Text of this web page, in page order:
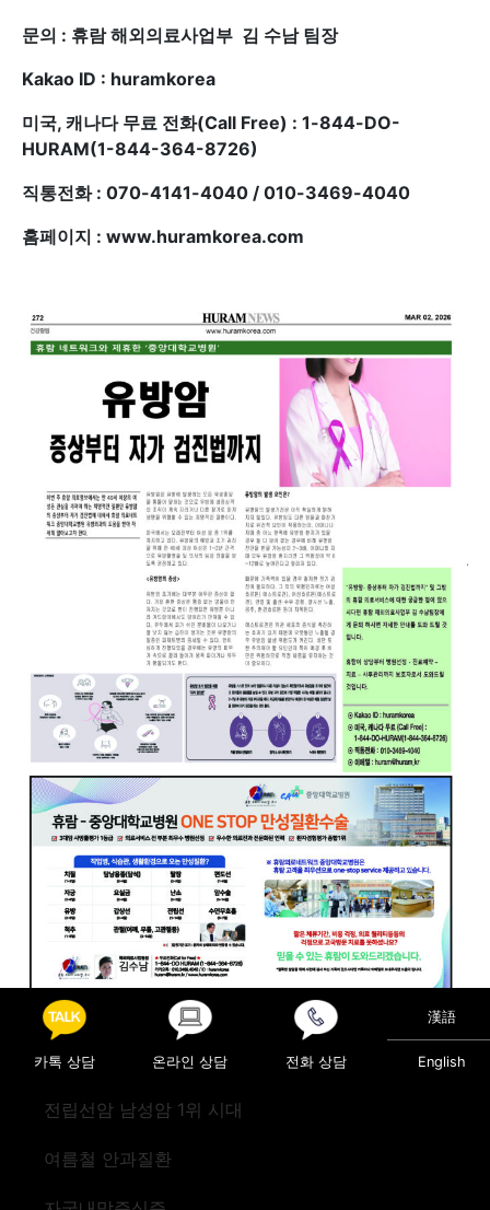
문의 : 휴람 해외의료사업부 김 수남 팀장
Kakao ID : huramkorea
미국, 캐나다 무료 전화(Call Free) : 1-844-DO-
HURAM(1-844-364-8726)
직통전화 : 070-4141-4040 / 010-3469-4040
홈페이지 : www.huramkorea.com
Posted in 의료정보
Post navigation ‘주상골 골절’
카톡 상담 온라인 상담 전화 상담
漢語
English
전립선암 남성암 1위 시대
여름철 안과질환